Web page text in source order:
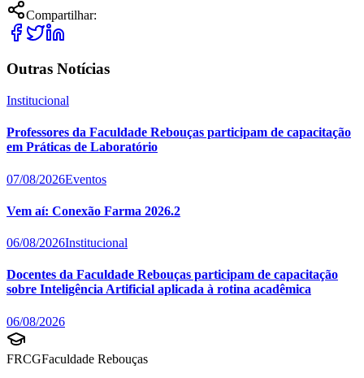
Compartilhar:
Outras Notícias
Institucional
Professores da Faculdade Rebouças participam de capacitação
em Práticas de Laboratório
07/08/2026Eventos
Vem aí: Conexão Farma 2026.2
06/08/2026Institucional
Docentes da Faculdade Rebouças participam de capacitação
sobre Inteligência Artificial aplicada à rotina acadêmica
06/08/2026
FRCGFaculdade Rebouças